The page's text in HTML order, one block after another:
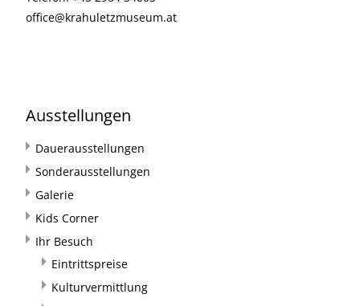
office@krahuletzmuseum.at
Ausstellungen
Dauerausstellungen
Sonderausstellungen
Galerie
Kids Corner
Ihr Besuch
Eintrittspreise
Kulturvermittlung